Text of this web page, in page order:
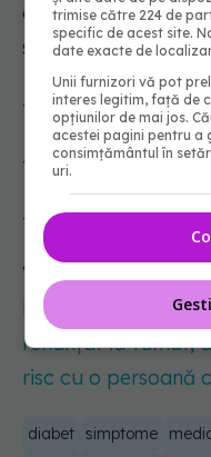
este o urgență
sunt:
- piele rece și
- ritm cardiac rapid
- respirație
Vezi și:Bolile
România, în
renunțat la fumat,
risc cu o persoană
diabet simptome
trimise către 224 de
specific de acest site.
date exacte de
Unii furnizori vă pot
interes legitim, față de
opțiunilor de mai jos.
acestei pagini pentru a
consimțământul în
uri.